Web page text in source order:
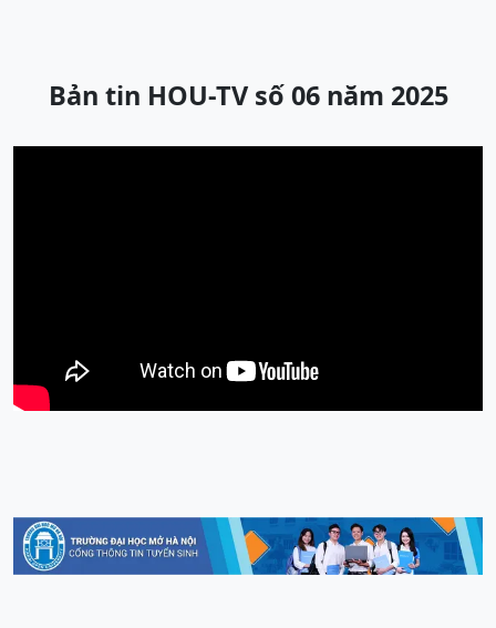
Bản tin HOU-TV số 06 năm 2025